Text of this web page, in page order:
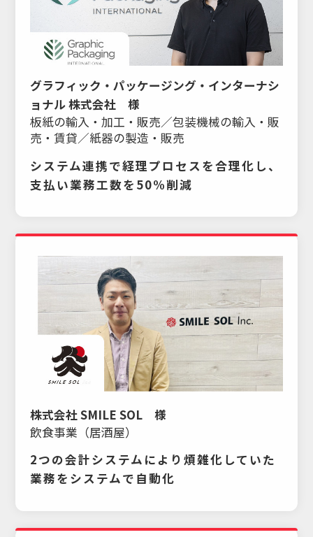
グラフィック・パッケージング・インターナシ
ョナル 株式会社 様
板紙の輸入・加工・販売／包装機械の輸入・販
売・賃貸／紙器の製造・販売
システム連携で経理プロセスを合理化し、
支払い業務工数を50%削減
株式会社 SMILE SOL 様
飲食事業（居酒屋）
2つの会計システムにより煩雑化していた
業務をシステムで自動化